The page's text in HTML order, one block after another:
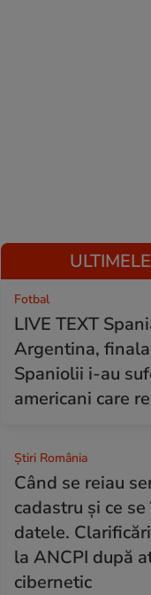
Fotbal
LIVE TEXT
Argentina,
Spaniolii i-au
americani care
Știri România
Când se reiau
cadastru și ce
datele.
la ANCPI după
cibernetic